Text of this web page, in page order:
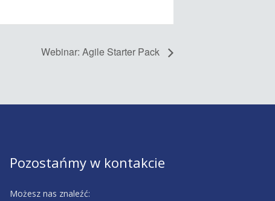
Webinar: Agile Starter Pack
Pozostańmy w kontakcie
Możesz nas znaleźć: